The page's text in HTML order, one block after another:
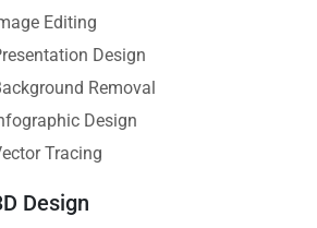
Editing
Design
Removal
Design
Tracing
Design